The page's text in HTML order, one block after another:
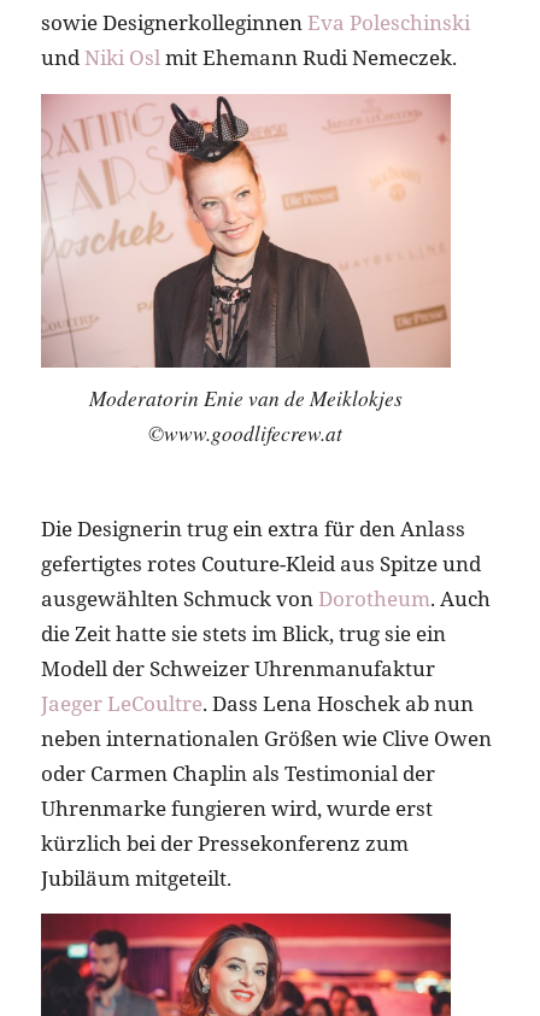
sowie DesignerkolleginnenEva Poleschinski
undNiki Oslmit Ehemann Rudi Nemeczek.
Moderatorin Enie van de Meiklokjes
©www.goodlifecrew.at
Die Designerin trug ein extra für den Anlass
gefertigtes rotes Couture-Kleid aus Spitze und
ausgewählten Schmuck vonDorotheum. Auch
die Zeit hatte sie stets im Blick, trug sie ein
Modell der Schweizer Uhrenmanufaktur
Jaeger LeCoultre. Dass Lena Hoschek ab nun
neben internationalen Größen wie Clive Owen
oder Carmen Chaplin als Testimonial der
Uhrenmarke fungieren wird, wurde erst
kürzlich bei der Pressekonferenz zum
Jubiläum mitgeteilt.